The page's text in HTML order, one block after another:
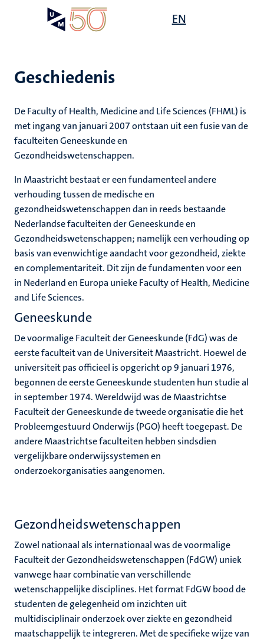
gaan
EN
Geschiedenis
De Faculty of Health, Medicine and Life Sciences (FHML) is
met ingang van januari 2007 ontstaan uit een fusie van de
faculteiten Geneeskunde en
Gezondheidswetenschappen.
In Maastricht bestaat er een fundamenteel andere
verhouding tussen de medische en
gezondheidswetenschappen dan in reeds bestaande
Nederlandse faculteiten der Geneeskunde en
Gezondheidswetenschappen; namelijk een verhouding op
basis van evenwichtige aandacht voor gezondheid, ziekte
en complementariteit. Dit zijn de fundamenten voor een
in Nederland en Europa unieke Faculty of Health, Medicine
and Life Sciences.
Geneeskunde
De voormalige Faculteit der Geneeskunde (FdG) was de
eerste faculteit van de Universiteit Maastricht. Hoewel de
universiteit pas officieel is opgericht op 9 januari 1976,
begonnen de eerste Geneeskunde studenten hun studie al
in september 1974. Wereldwijd was de Maastrichtse
Faculteit der Geneeskunde de tweede organisatie die het
Probleemgestuurd Onderwijs (PGO) heeft toegepast. De
andere Maastrichtse faculteiten hebben sindsdien
vergelijkbare onderwijssystemen en
onderzoekorganisaties aangenomen.
Gezondheidswetenschappen
Zowel nationaal als internationaal was de voormalige
Faculteit der Gezondheidswetenschappen (FdGW) uniek
vanwege haar combinatie van verschillende
wetenschappelijke disciplines. Het format FdGW bood de
studenten de gelegenheid om inzichten uit
multidisciplinair onderzoek over ziekte en gezondheid
maatschappelijk te integreren. Met de specifieke wijze van